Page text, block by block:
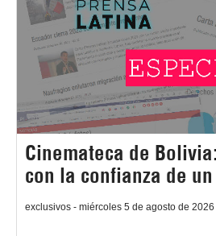
Cinemateca de
con la confianza de
exclusivos - miércoles 5 de agosto de 2026